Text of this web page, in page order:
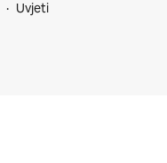
Uvjeti